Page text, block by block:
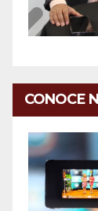
CONOCE